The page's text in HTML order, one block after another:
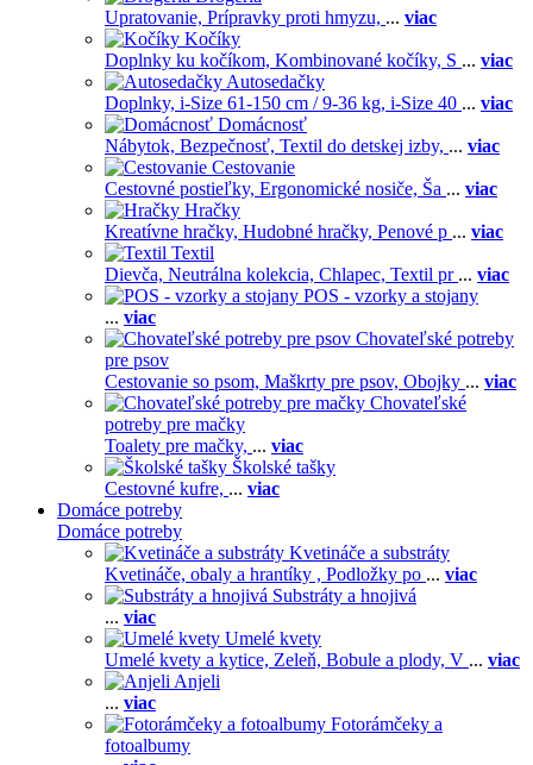
Upratovanie, Prípravky proti hmyzu, ... viac
Kočíky
Doplnky ku kočíkom, Kombinované kočíky, S ... viac
Autosedačky
Doplnky, i-Size 61-150 cm / 9-36 kg, i-Size 40 ... viac
Domácnosť
Nábytok, Bezpečnosť, Textil do detskej izby, ... viac
Cestovanie
Cestovné postieľky, Ergonomické nosiče, Ša ... viac
Hračky
Kreatívne hračky, Hudobné hračky, Penové p ... viac
Textil
Dievča, Neutrálna kolekcia, Chlapec, Textil pr ... viac
POS - vzorky a stojany
... viac
Chovateľské potreby
pre psov
Cestovanie so psom, Maškrty pre psov, Obojky ... viac
Chovateľské
potreby pre mačky
Toalety pre mačky, ... viac
Školské tašky
Cestovné kufre, ... viac
Domáce potreby
Domáce potreby
Kvetináče a substráty
Kvetináče, obaly a hrantíky , Podložky po ... viac
Substráty a hnojivá
... viac
Umelé kvety
Umelé kvety a kytice, Zeleň, Bobule a plody, V ... viac
Anjeli
... viac
Fotorámčeky a
fotoalbumy